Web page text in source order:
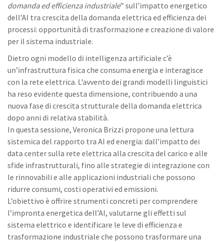
domanda ed efficienza industriale” sull’impatto energetico
dell’AI tra crescita della domanda elettrica ed efficienza dei
processi: opportunità di trasformazione e creazione di valore
per il sistema industriale.
Dietro ogni modello di intelligenza artificiale c’è
un’infrastruttura fisica che consuma energia e interagisce
con la rete elettrica. L’avvento dei grandi modelli linguistici
ha reso evidente questa dimensione, contribuendo a una
nuova fase di crescita strutturale della domanda elettrica
dopo anni di relativa stabilità.
In questa sessione, Veronica Brizzi propone una lettura
sistemica del rapporto tra AI ed energia: dall’impatto dei
data center sulla rete elettrica alla crescita del carico e alle
sfide infrastrutturali, fino alle strategie di integrazione con
le rinnovabili e alle applicazioni industriali che possono
ridurre consumi, costi operativi ed emissioni.
L’obiettivo è offrire strumenti concreti per comprendere
l’impronta energetica dell’AI, valutarne gli effetti sul
sistema elettrico e identificare le leve di efficienza e
trasformazione industriale che possono trasformare una